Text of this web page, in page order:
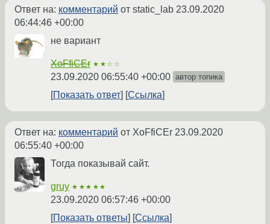
Ответ на: комментарий от static_lab 23.09.2020
06:44:46 +00:00
не вариант
XoFfiCEr ★★☆☆
23.09.2020 06:55:40 +00:00 автор топика
Показать ответ Ссылка
Ответ на: комментарий от XoFfiCEr 23.09.2020
06:55:40 +00:00
Тогда показывай сайт.
gruy ★★★★★
23.09.2020 06:57:46 +00:00
Показать ответы
Ссылка